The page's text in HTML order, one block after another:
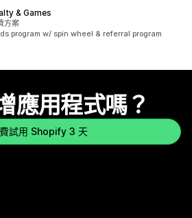
& Games
方案
program w/ spin wheel & referral program
應用程式嗎？
試用 Shopify 3 天